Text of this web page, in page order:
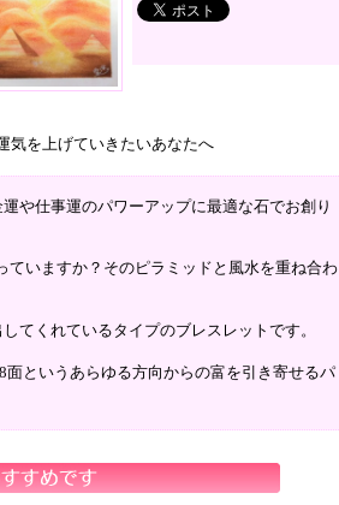
や仕事運のパワーアップに最適な石でお創り
ていますか？そのピラミッドと風水を重ね合わ
てくれているタイプのブレスレットです。
というあらゆる方向からの富を引き寄せるパ